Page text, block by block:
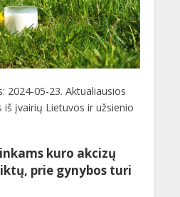
2024-05-23. Aktualiausios
įvairių Lietuvos ir užsienio
kuro akcizų
prie gynybos turi